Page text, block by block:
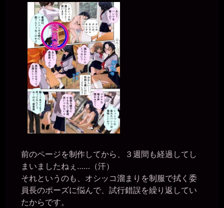
前のページを制作してから、３週間も経過してし
まいましたねぇ……（汗）
それというのも、オシッコ溜まりを制服で拭く委
員長のポーズに悩んで、試行錯誤を繰り返してい
たからです。
マゾ肉便器が本物の便器を使う時には、便器に頭を下げて謝ってお
かないとな。
miiki0119
2026年6月28日 - 20:14
ああ。。かしこまりましたぁ。。
一枚の銀貨
2026年6月28日 - 20:14
家に人が居ないときなら、本物の便器に土下座して使ってることを
謝っておけ。
miiki0119
2026年6月28日 - 20:15
うう。。今度家に私一人の時にトイレの便器に土下座して謝罪しま
す。。
2026年6月28日 - 20:17
そういや、ゼミの人たちに呼び出されたときなんかのトイレはどう
してるんだ？ 一応は、部屋のを使わせてもらってるのか？
miiki0119
2026年6月28日 - 20:19
男子トイレや外で使っていただいている時はオシッコは垂れ流しで